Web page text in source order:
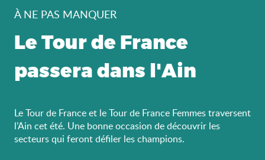
À NE PAS MANQUER
Le Tour de France
passera dans l'Ain
Le Tour de France et le Tour de France Femmes traversent
l’Ain cet été. Une bonne occasion de découvrir les
secteurs qui feront défiler les champions.